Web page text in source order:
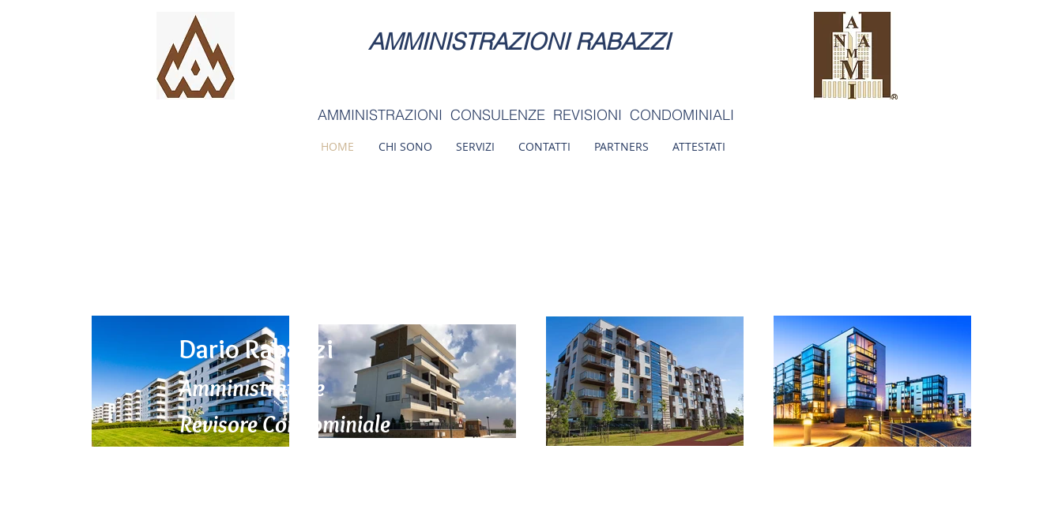
AMMINISTRAZIONIRABAZZI
AMMINISTRAZIONI CONSULENZE REVISIONI CONDOMINIALI
HOME CHI SONO SERVIZI CONTATTI PARTNERS ATTESTATI
Dario Rabazzi
Amministratore
Revisore Condominiale